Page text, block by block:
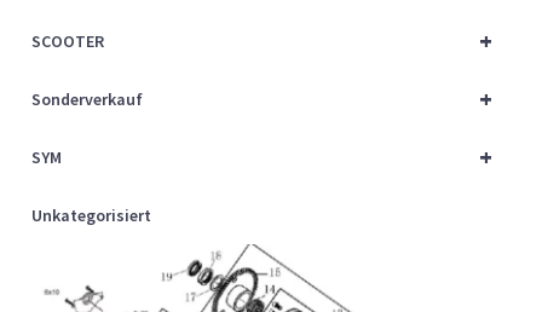
+
SCOOTER
+
Sonderverkauf
+
SYM
Unkategorisiert